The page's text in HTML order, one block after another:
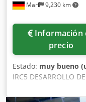
Marl 9,230 km
Información de
precio
Estado: muy bueno
IRC5 DESARROLLO
fundada en 2005 en
desde 2015,